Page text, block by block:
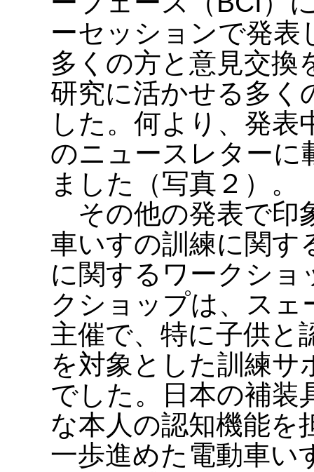
ーセッションで発表
多くの方と意見交換
研究に活かせる多く
した。何より、発
のニュースレターに
ました（写真２）。
その他の発表で印
車いすの訓練に関す
に関するワークシ
クショップは、ス
主催で、特に子供と
を対象とした訓練サ
でした。日本の補装
な本人の認知機能を
一歩進めた電動車い